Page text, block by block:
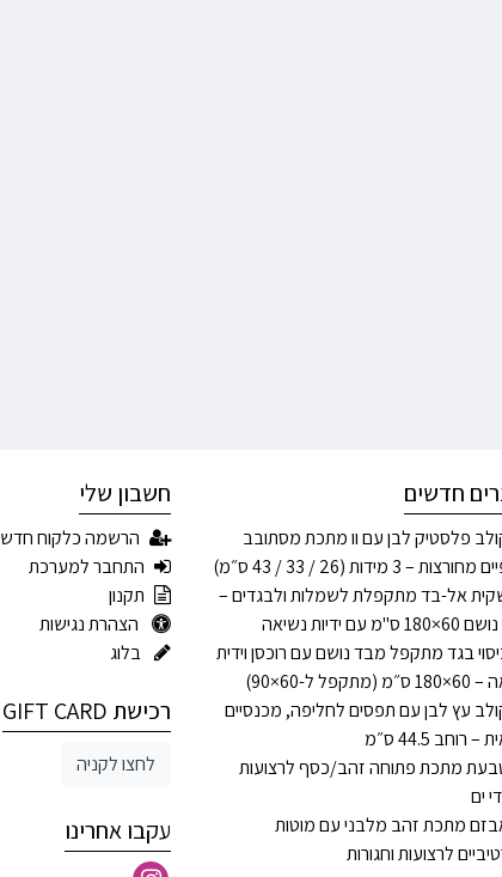
חדשים
פלסטיק לבן עם וו מתכת מסתובב
– 3 מידות (26 / 33 / 43 ס״מ)
אל-בד מתקפלת לשמלות ולבגדים –
עם ידיות נשיאה
בגד מתקפל מבד נושם עם רוכסן וידית
ל-60×90)
עץ לבן עם תפסים לחליפה, מכנסיים
רוחב 44.5 ס״מ
מתכת פתוחה זהב/כסף לרצועות
ים
מתכת זהב מלבני עם מוטות
לרצועות וחגורות
חשבון שלי
הרשמה כלקוח חדש
התחבר למערכת
תקנון
הצהרת נגישות
בלוג
רכישת GIFT CARD
לחצו לקניה
עקבו אחרינו